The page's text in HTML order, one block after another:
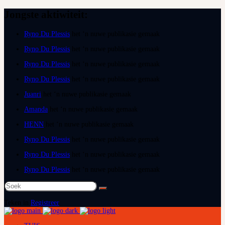
Ryno Du Plessis
Ryno Du Plessis
Ryno Du Plessis
Ryno Du Plessis
Juanri
Amanda
HENN
Ryno Du Plessis
Ryno Du Plessis
Ryno Du Plessis
Soek
na:
Registreer